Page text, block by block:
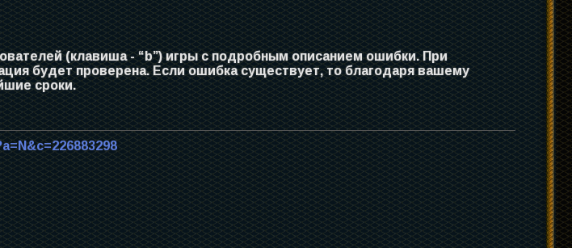
(клавиша - “b”) игры с подробным описанием ошибки. При
будет проверена. Если ошибка существует, то благодаря вашему
сроки.